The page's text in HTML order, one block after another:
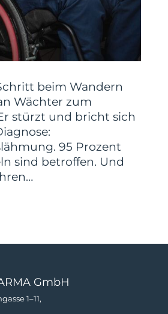
beim Wandern
Wächter zum
stürzt und bricht sich
95 Prozent
sind betroffen. Und
GmbH
1–11,